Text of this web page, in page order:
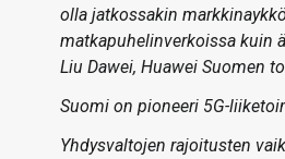
olla jatkossakin
matkapuhelinverkoissa kuin
Liu Dawei, Huawei Suomen
Suomi on pioneeri 5G-
Yhdysvaltojen rajoitusten